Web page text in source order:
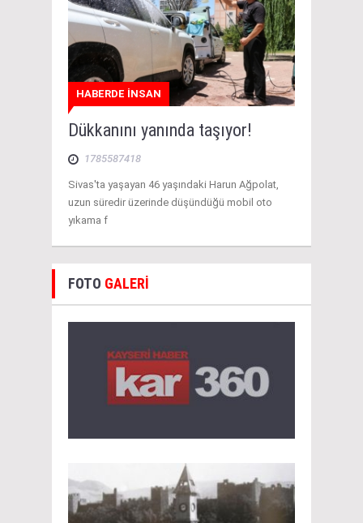
HABERDE İNSAN
Dükkanını yanında taşıyor!
1785587418
Sivas'ta yaşayan 46 yaşındaki Harun Ağpolat,
uzun süredir üzerinde düşündüğü mobil oto
yıkama f
FOTO GALERİ